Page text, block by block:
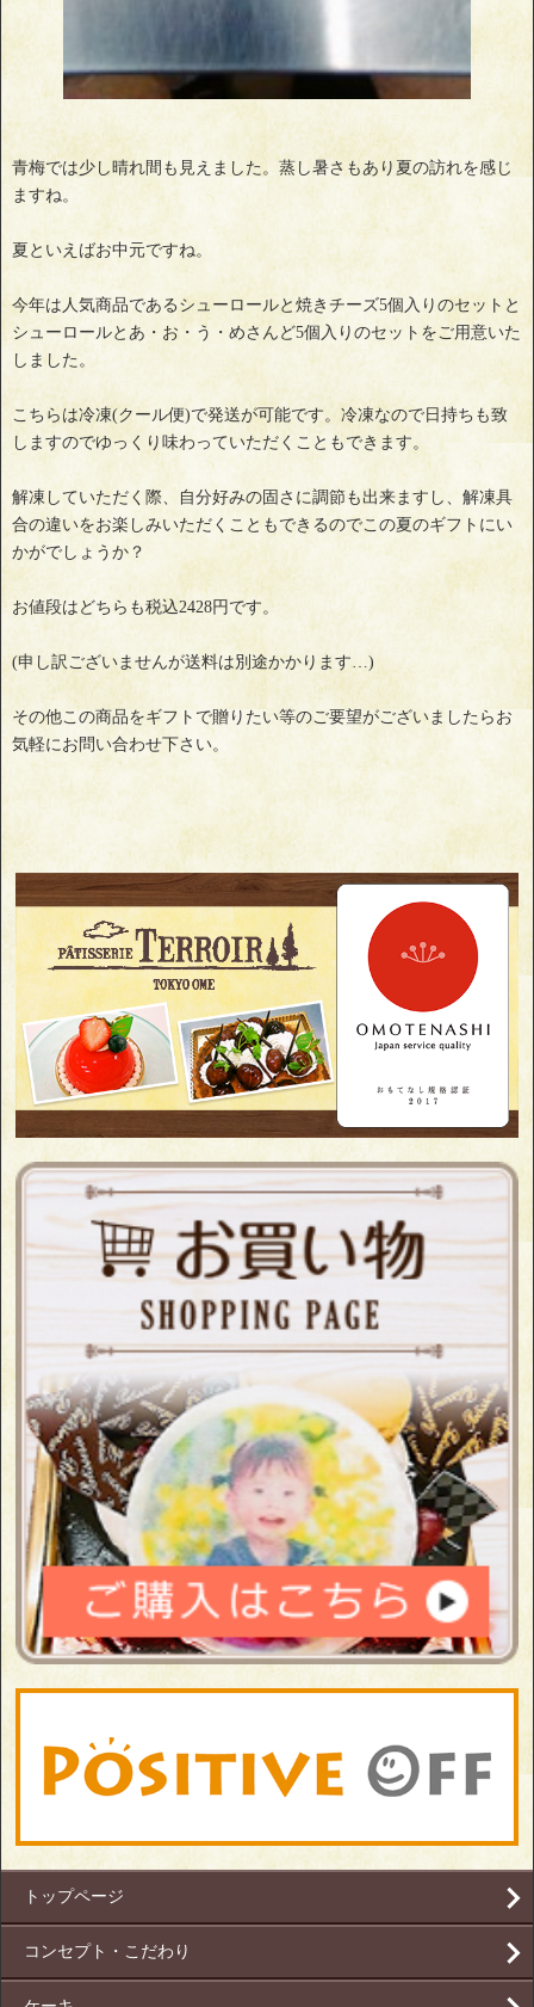
青梅では少し晴れ間も見えました。蒸し暑さもあり夏の訪れを感じ
ますね。
夏といえばお中元ですね。
今年は人気商品であるシューロールと焼きチーズ5個入りのセットと
シューロールとあ・お・う・めさんど5個入りのセットをご用意いた
しました。
こちらは冷凍(クール便)で発送が可能です。冷凍なので日持ちも致
しますのでゆっくり味わっていただくこともできます。
解凍していただく際、自分好みの固さに調節も出来ますし、解凍具
合の違いをお楽しみいただくこともできるのでこの夏のギフトにい
かがでしょうか？
お値段はどちらも税込2428円です。
(申し訳ございませんが送料は別途かかります…)
その他この商品をギフトで贈りたい等のご要望がございましたらお
気軽にお問い合わせ下さい。
トップページ
コンセプト・こだわり